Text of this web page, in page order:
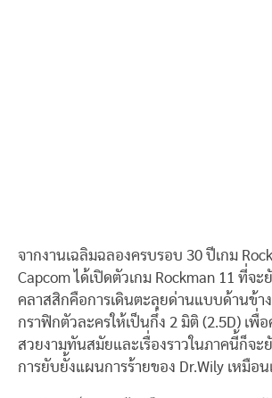
จากงานเฉลิมฉลองครบรอบ 30 ปีเกม
Capcom ได้เปิดตัวเกม Rockman 11 ที่จ
คลาสสิกคือการเดินตะลุยด่านแบบด้านข้า
กราฟิกตัวละครให้เป็นกึ่ง 2 มิติ (2.5D) เพื่
สวยงามทันสมัยและเรื่องราวในภาคนี้ก็จะ
การยับยั้งแผนการร้ายของ Dr.Wily เหมือน